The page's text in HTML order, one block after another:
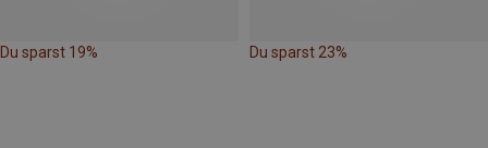
Du sparst 19% Du sparst 23%